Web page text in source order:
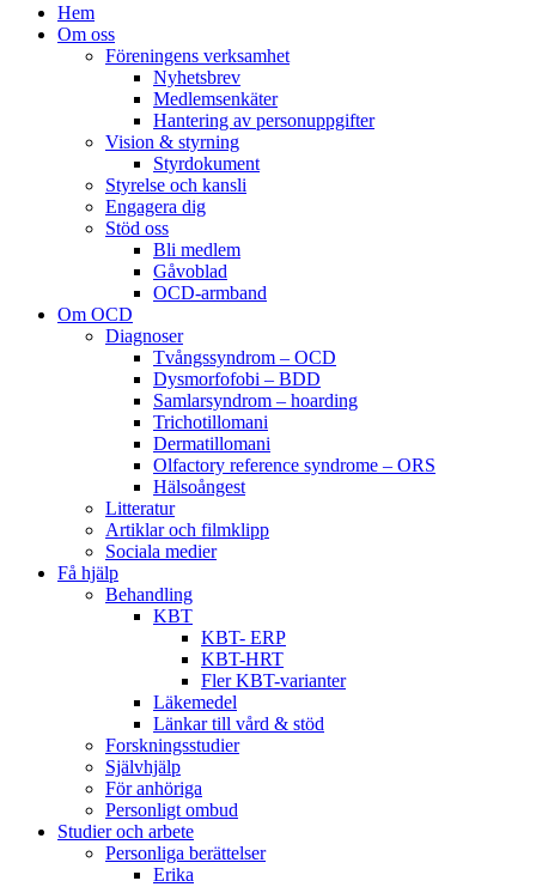
Hem
Om oss
Föreningens verksamhet
Nyhetsbrev
Medlemsenkäter
Hantering av personuppgifter
Vision & styrning
Styrdokument
Styrelse och kansli
Engagera dig
Stöd oss
Bli medlem
Gåvoblad
OCD-armband
Om OCD
Diagnoser
Tvångssyndrom – OCD
Dysmorfofobi – BDD
Samlarsyndrom – hoarding
Trichotillomani
Dermatillomani
Olfactory reference syndrome – ORS
Hälsoångest
Litteratur
Artiklar och filmklipp
Sociala medier
Få hjälp
Behandling
KBT
KBT- ERP
KBT-HRT
Fler KBT-varianter
Läkemedel
Länkar till vård & stöd
Forskningsstudier
Självhjälp
För anhöriga
Personligt ombud
Studier och arbete
Personliga berättelser
Erika